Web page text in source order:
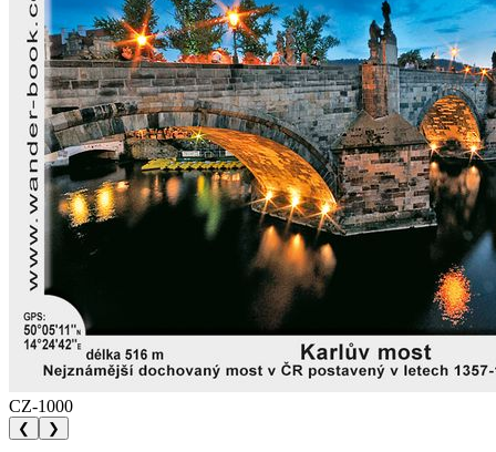
CZ-1000
❮ ❯